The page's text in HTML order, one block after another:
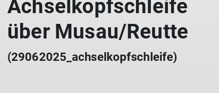
Achselkopfschleife
über Musau/Reutte
(29062025_achselkopfschleife)